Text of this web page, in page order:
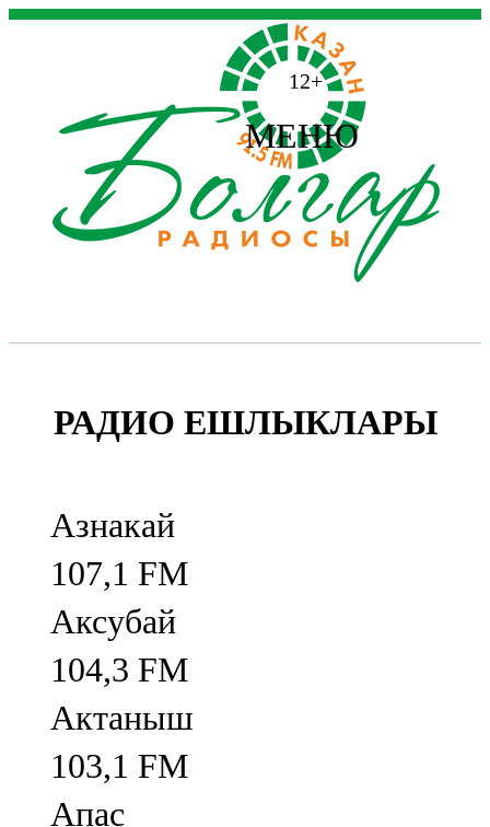
12+
МЕНЮ
РАДИО ЕШЛЫКЛАРЫ
Азнакай
107,1 FM
Аксубай
104,3 FM
Актаныш
103,1 FM
Апас